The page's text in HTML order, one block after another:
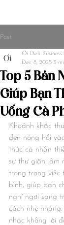
Post
Top 5 Bản
Giúp Bạn
Uống Cà
Ơi Deli
Dec 8, 2025 3
Khoảnh khắc
đen nóng hổi
thức cá nhân
sự thư giãn, âm
trọng trong việc
bình, giúp bạn
nghỉ ngơi sang
cách nhẹ
nhạc không lời